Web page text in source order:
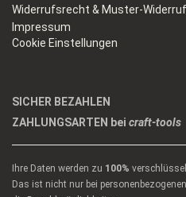
Widerrufsrecht & Muster-
Impressum
Cookie Einstellungen
SICHER BEZAHLEN
ZAHLUNGSARTEN bei craft-tools
Ihre Daten werden zu 100%
Das ist nicht nur bei